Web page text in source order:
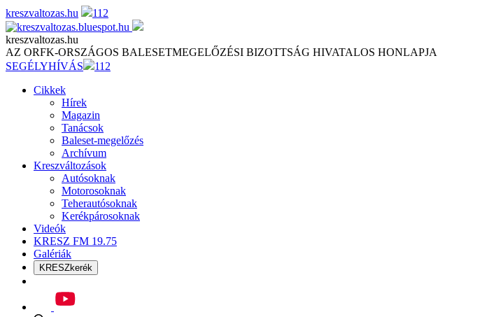
Skip
to
content
kreszvaltozas.hu 112
kreszvaltozas.hu
AZ ORFK-ORSZÁGOS BALESETMEGELŐZÉSI BIZOTTSÁG HIVATALOS HONLAPJA
SEGÉLYHÍVÁS
112
Cikkek
Hírek
Magazin
Tanácsok
Baleset-megelőzés
Archívum
Kreszváltozások
Autósoknak
Motorosoknak
Teherautósoknak
Kerékpárosoknak
Videók
KRESZ FM 19.75
Galériák
KRESZkerék